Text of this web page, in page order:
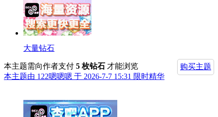
大量钻石
购买主题
本主题需向作者支付 5 枚钻石 才能浏览
本主题由 122嗯嗯嗯 于 2026-7-7 15:31 限时精华